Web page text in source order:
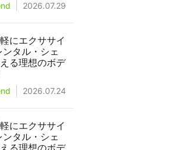
2026.07.29
にエクササイ
ンタル・シェ
る理想のボデ
2026.07.24
にエクササイ
ンタル・シェ
る理想のボデ